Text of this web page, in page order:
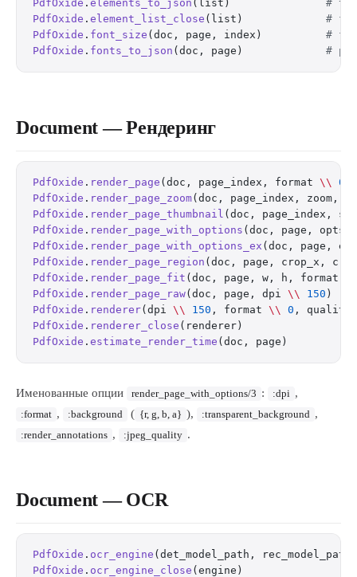
PdfOxide . elements_to_json (list) #
PdfOxide . element_list_close (list) #
PdfOxide . font_size (doc, page, index) #
PdfOxide . fonts_to_json (doc, page) #
Document — Рендеринг
PdfOxide . render_page (doc, page_index, format \\ 0
PdfOxide . render_page_zoom(doc, page_index, zoom,
PdfOxide . render_page_thumbnail (doc, page_index,
PdfOxide . render_page_with_options (doc, page, opts
PdfOxide . render_page_with_options_ex (doc, page,
PdfOxide . render_page_region (doc, page, crop_x,
PdfOxide . render_page_fit (doc, page, w, h, format
PdfOxide . render_page_raw(doc, page, dpi \\ 150
PdfOxide . renderer(dpi \\ 150 , format \\ 0 , quality
PdfOxide . renderer_close
PdfOxide . estimate_render_time (doc,
Именованные опции render_page_with_options/3 : :dpi ,
:format , :background ( {r, g, b, a} ), :transparent_background ,
:render_annotations , :jpeg_quality .
Document — OCR
PdfOxide . ocr_engine (det_model_path,
PdfOxide . ocr_engine_close (engine)